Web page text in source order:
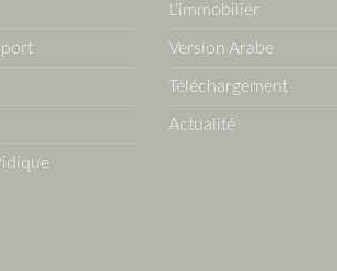
L'immobilier
Version Arabe
Téléchargement
Actualité